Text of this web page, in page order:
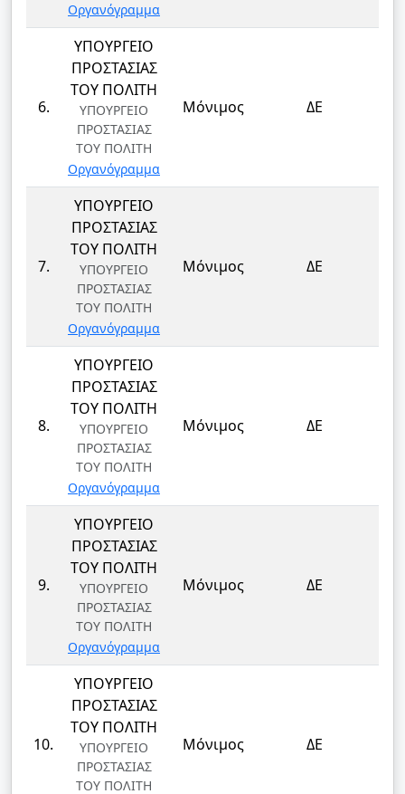
Οργανόγραμμα
6.
ΥΠΟΥΡΓΕΙΟ
ΠΡΟΣΤΑΣΙΑΣ
ΤΟΥ ΠΟΛΙΤΗ
ΥΠΟΥΡΓΕΙΟ
ΠΡΟΣΤΑΣΙΑΣ
ΤΟΥ ΠΟΛΙΤΗ
Οργανόγραμμα
Μόνιμος ΔΕ
7.
ΥΠΟΥΡΓΕΙΟ
ΠΡΟΣΤΑΣΙΑΣ
ΤΟΥ ΠΟΛΙΤΗ
ΥΠΟΥΡΓΕΙΟ
ΠΡΟΣΤΑΣΙΑΣ
ΤΟΥ ΠΟΛΙΤΗ
Οργανόγραμμα
Μόνιμος ΔΕ
8.
ΥΠΟΥΡΓΕΙΟ
ΠΡΟΣΤΑΣΙΑΣ
ΤΟΥ ΠΟΛΙΤΗ
ΥΠΟΥΡΓΕΙΟ
ΠΡΟΣΤΑΣΙΑΣ
ΤΟΥ ΠΟΛΙΤΗ
Οργανόγραμμα
Μόνιμος ΔΕ
9.
ΥΠΟΥΡΓΕΙΟ
ΠΡΟΣΤΑΣΙΑΣ
ΤΟΥ ΠΟΛΙΤΗ
ΥΠΟΥΡΓΕΙΟ
ΠΡΟΣΤΑΣΙΑΣ
ΤΟΥ ΠΟΛΙΤΗ
Οργανόγραμμα
Μόνιμος ΔΕ
10.
ΥΠΟΥΡΓΕΙΟ
ΠΡΟΣΤΑΣΙΑΣ
ΤΟΥ ΠΟΛΙΤΗ
ΥΠΟΥΡΓΕΙΟ
ΠΡΟΣΤΑΣΙΑΣ
ΤΟΥ ΠΟΛΙΤΗ
Μόνιμος ΔΕ